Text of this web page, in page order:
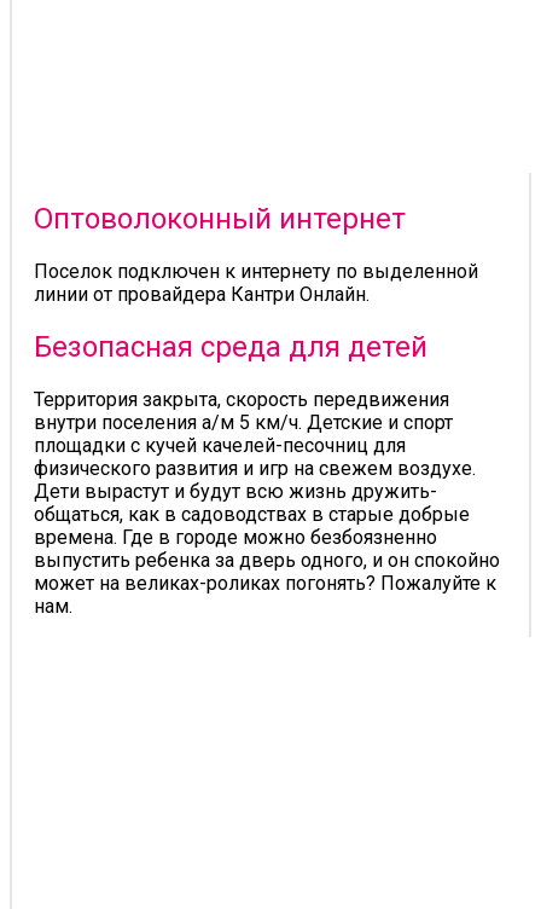
Оптоволоконный интернет
Поселок подключен к интернету по выделенной
линии от провайдера Кантри Онлайн.
Безопасная среда для детей
Территория закрыта, скорость передвижения
внутри поселения а/м 5 км/ч. Детские и спорт
площадки с кучей качелей-песочниц для
физического развития и игр на свежем воздухе.
Дети вырастут и будут всю жизнь дружить-
общаться, как в садоводствах в старые добрые
времена. Где в городе можно безбоязненно
выпустить ребенка за дверь одного, и он спокойно
может на великах-роликах погонять? Пожалуйте к
нам.